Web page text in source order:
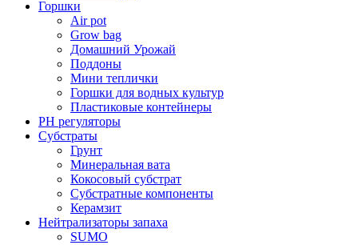
Горшки
Air pot
Grow bag
Домашний Урожай
Поддоны
Мини теплички
Горшки для водных культур
Пластиковые контейнеры
PH регуляторы
Субстраты
Грунт
Минеральная вата
Кокосовый субстрат
Субстратные компоненты
Керамзит
Нейтрализаторы запаха
SUMO